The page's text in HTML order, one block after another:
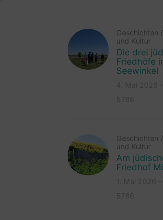
Geschichten /
und Kultur
Die drei
Friedhöfe
Seewinkel
Geschichten /
und Kultur
Am
Friedhof